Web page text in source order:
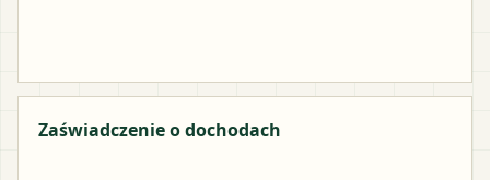
Zaświadczenie o dochodach